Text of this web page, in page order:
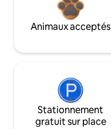
Animaux acceptés
Stationnement
gratuit sur place